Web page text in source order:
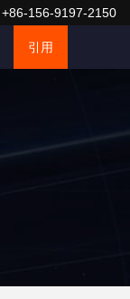
+86-156-9197-2150
引用